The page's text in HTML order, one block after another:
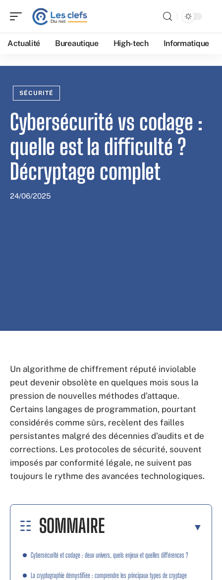
Actualité Bureautique High-tech Informatique
SÉCURITÉ
Cybersécurité vs codage :
quelle est la difficulté ?
Décryptage complet
24/06/2025
Un algorithme de chiffrement réputé inviolable
peut devenir obsolète en quelques mois sous la
pression de nouvelles méthodes d’attaque.
Certains langages de programmation, pourtant
considérés comme sûrs, recèlent des failles
persistantes malgré des décennies d’audits et de
corrections. Les protocoles de sécurité, souvent
imposés par conformité légale, ne suivent pas
toujours le rythme des avancées technologiques.
SOMMAIRE
Cybersécurité et codage : deux univers, quels enjeux et quelles différences ?
La cryptographie démystifiée : comprendre les principaux types de cryptage